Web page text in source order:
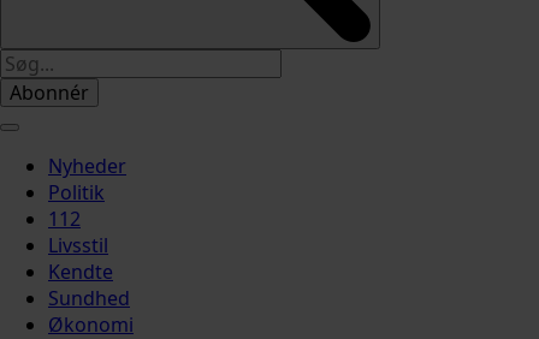
Abonnér
Nyheder
Politik
112
Livsstil
Kendte
Sundhed
Økonomi